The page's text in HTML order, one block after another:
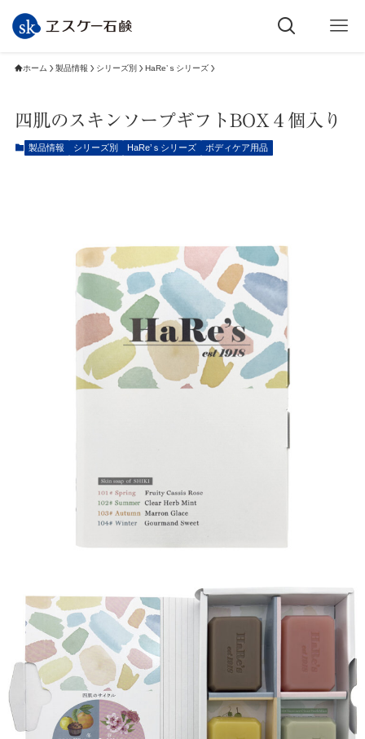
ホーム 製品情報 シリーズ別 HaRe’ｓシリーズ
四肌のスキンソープギフトBOX４個入り
製品情報 シリーズ別 HaRe’ｓシリーズ ボディケア用品